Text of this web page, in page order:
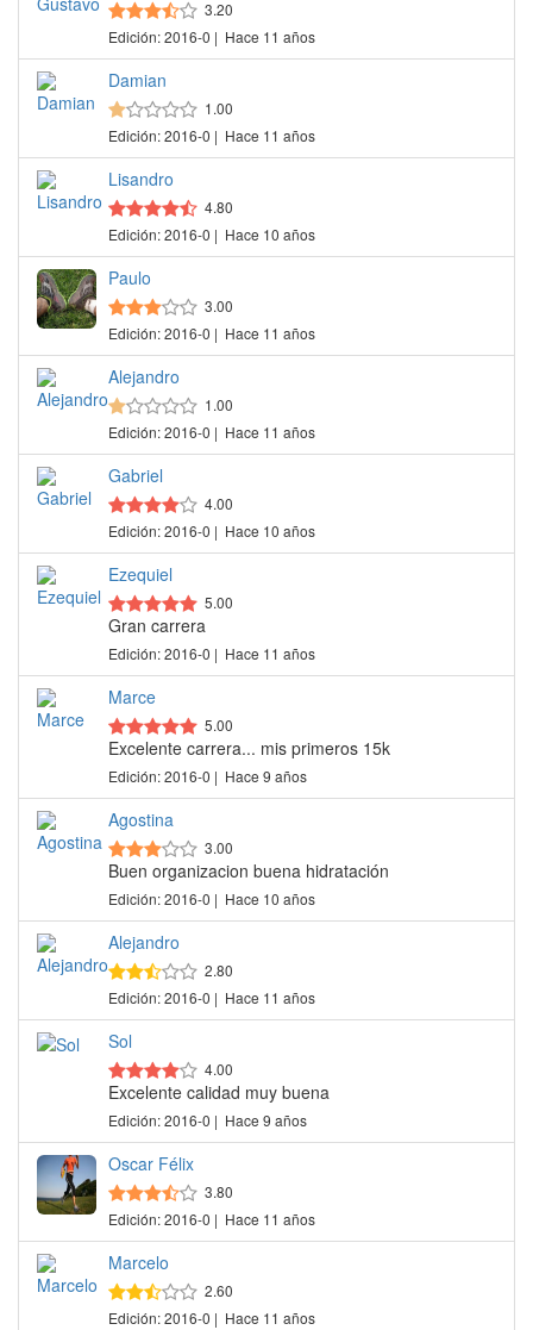
3.20
Edición: 2016-0 | Hace 11 años
Damian
1.00
Edición: 2016-0 | Hace 11 años
Lisandro
4.80
Edición: 2016-0 | Hace 10 años
Paulo
3.00
Edición: 2016-0 | Hace 11 años
Alejandro
1.00
Edición: 2016-0 | Hace 11 años
Gabriel
4.00
Edición: 2016-0 | Hace 10 años
Ezequiel
5.00
Gran carrera
Edición: 2016-0 | Hace 11 años
Marce
5.00
Excelente carrera... mis primeros 15k
Edición: 2016-0 | Hace 9 años
Agostina
3.00
Buen organizacion buena hidratación
Edición: 2016-0 | Hace 10 años
Alejandro
2.80
Edición: 2016-0 | Hace 11 años
Sol
4.00
Excelente calidad muy buena
Edición: 2016-0 | Hace 9 años
Oscar Félix
3.80
Edición: 2016-0 | Hace 11 años
Marcelo
2.60
Edición: 2016-0 | Hace 11 años